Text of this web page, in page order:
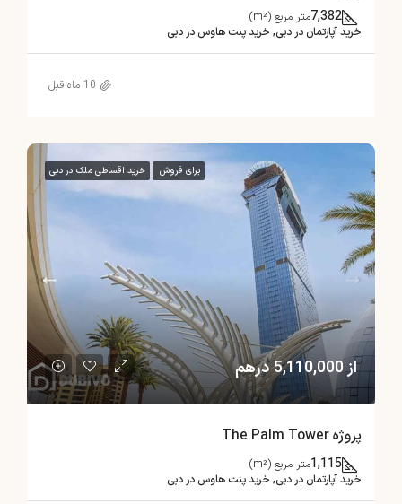
7,382متر مربع (m²)
خرید آپارتمان در دبی, خرید پنت هاوس در دبی
10 ماه قبل
برای فروش خرید اقساطی ملک در دبی
از 5,110,000 درهم
پروژه The Palm Tower
1,115متر مربع (m²)
خرید آپارتمان در دبی, خرید پنت هاوس در دبی